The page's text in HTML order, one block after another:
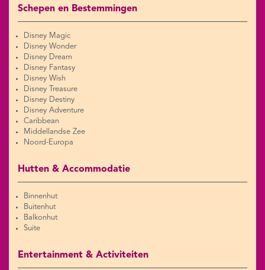
Schepen en Bestemmingen
Disney Magic
Disney Wonder
Disney Dream
Disney Fantasy
Disney Wish
Disney Treasure
Disney Destiny
Disney Adventure
Caribbean
Middellandse Zee
Noord-Europa
Hutten & Accommodatie
Binnenhut
Buitenhut
Balkonhut
Suite
Entertainment & Activiteiten